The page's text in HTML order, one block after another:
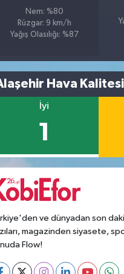
Nem: %80
Rüzgar: 9 km/h
Yağış Olasılığı: %87
Hava Kalitesi
İyi
1
ve dünyadan son
magazinden siyasete,
Flow!